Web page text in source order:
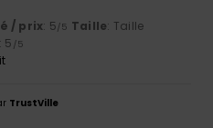
/ prix: 5/5 Taille: Taille
: 5 /5
TrustVille